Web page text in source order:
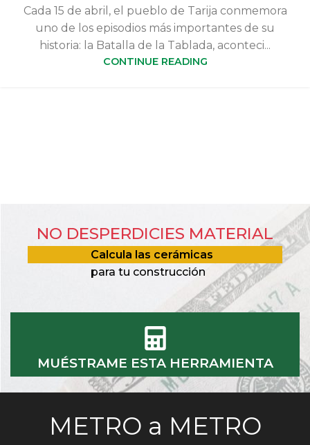
Cada 15 de abril, el pueblo de Tarija conmemora
uno de los episodios más importantes de su
historia: la Batalla de la Tablada, aconteci...
CONTINUE READING
NO DESPERDICIES MATERIAL
Calcula las cerámicas
para tu construcción
MUÉSTRAME ESTA HERRAMIENTA
METRO a METRO